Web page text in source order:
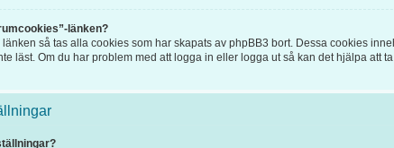
länken?
så tas alla cookies som har skapats av phpBB3 bort. Dessa cookies
läst. Om du har problem med att logga in eller logga ut så kan det hjälpa att